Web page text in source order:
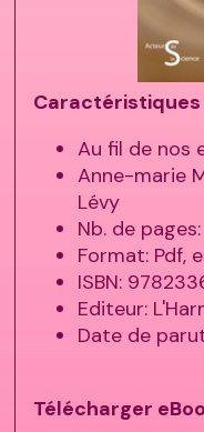
Caractéristiques
Au fil de nos
Anne-marie
Lévy
Nb. de
Format: Pdf,
ISBN:
Editeur:
Date de
Télécharger